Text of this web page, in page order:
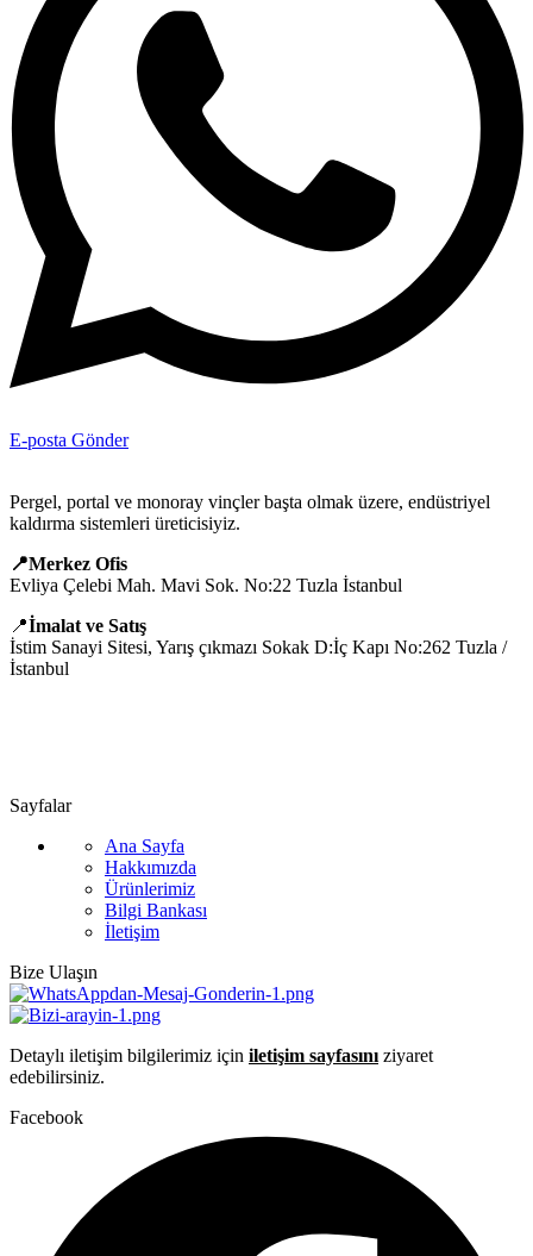
E-posta Gönder
Pergel, portal ve monoray vinçler başta olmak üzere, endüstriyel
kaldırma sistemleri üreticisiyiz.
📍Merkez Ofis
Evliya Çelebi Mah. Mavi Sok. No:22 Tuzla İstanbul
📍İmalat ve Satış
İstim Sanayi Sitesi, Yarış çıkmazı Sokak D:İç Kapı No:262 Tuzla /
İstanbul
Sayfalar
Ana Sayfa
Hakkımızda
Ürünlerimiz
Bilgi Bankası
İletişim
Bize Ulaşın
Detaylı iletişim bilgilerimiz için iletişim sayfasını ziyaret
edebilirsiniz.
Facebook